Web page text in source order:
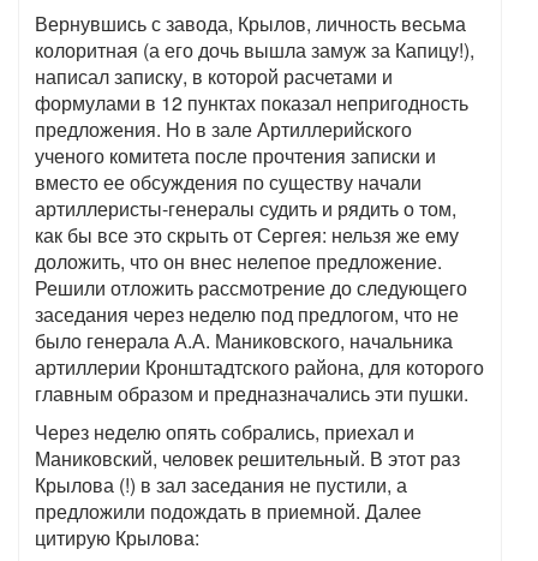
Вернувшись с завода, Крылов, личность весьма
колоритная (а его дочь вышла замуж за Капицу!),
написал записку, в которой расчетами и
формулами в 12 пунктах показал непригодность
предложения. Но в зале Артиллерийского
ученого комитета после прочтения записки и
вместо ее обсуждения по существу начали
артиллеристы-генералы судить и рядить о том,
как бы все это скрыть от Сергея: нельзя же ему
доложить, что он внес нелепое предложение.
Решили отложить рассмотрение до следующего
заседания через неделю под предлогом, что не
было генерала А.А. Маниковского, начальника
артиллерии Кронштадтского района, для которого
главным образом и предназначались эти пушки.
Через неделю опять собрались, приехал и
Маниковский, человек решительный. В этот раз
Крылова (!) в зал заседания не пустили, а
предложили подождать в приемной. Далее
цитирую Крылова: